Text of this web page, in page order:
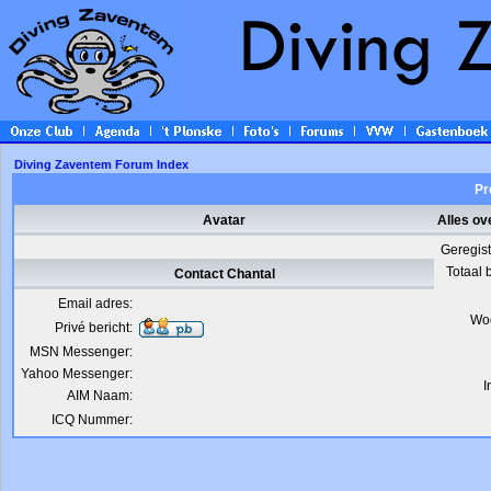
Diving Zaventem Forum Index
Avatar
Alles
Totaal
Contact Chantal
Email adres:
Privé bericht:
MSN Messenger:
Yahoo Messenger:
AIM Naam:
ICQ Nummer: